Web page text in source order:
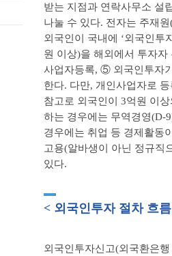
받는 지점과 연락사무소 설
나눌 수 있다. 전자는 주재
외국인이 국내에 ‘외국인
원 이상)을 해외에서 투자
사업자등록, ⑤ 외국인투자
한다. 다만, 개인사업자로
참고로 외국인이 3억원 이
하는 경우에는 무역경영(D-
경우에는 취업 등 경제활동
고용(알바생이 아닌 정규직
있다.
< 외국인투자 절차 흐
외국인투자신고(외국환은